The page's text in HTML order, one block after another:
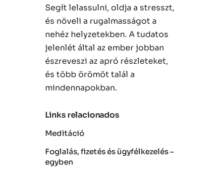
Segít lelassulni, oldja a stresszt,
és növeli a rugalmasságot a
nehéz helyzetekben. A tudatos
jelenlét által az ember jobban
észreveszi az apró részleteket,
és több örömöt talál a
mindennapokban.
Links relacionados
Meditáció
Foglalás, fizetés és ügyfélkezelés –
egyben